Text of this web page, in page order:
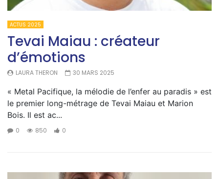
ACTUS 2025
Tevai Maiau : créateur
d’émotions
LAURA THERON 30 MARS 2025
« Metal Pacifique, la mélodie de l’enfer au paradis » est
le premier long-métrage de Tevai Maiau et Marion
Bois. Il est ac...
0 850 0